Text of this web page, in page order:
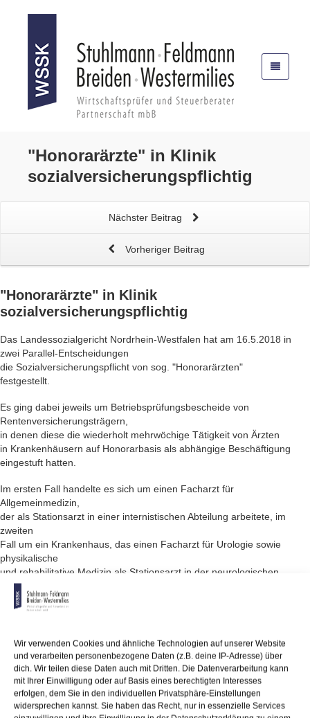
Wir verwenden Cookies und ähnliche Technologien auf unserer Website
und verarbeiten personenbezogene Daten (z.B. deine IP-Adresse) über
dich. Wir teilen diese Daten auch mit Dritten. Die Datenverarbeitung kann
mit Ihrer Einwilligung oder auf Basis eines berechtigten Interesses
erfolgen, dem Sie in den individuellen Privatsphäre-Einstellungen
widersprechen kannst. Sie haben das Recht, nur in essenzielle Services
"Honorarärzte" in Klinik
sozialversicherungspflichtig
Nächster Beitrag
Vorheriger Beitrag
"Honorarärzte" in Klinik
sozialversicherungspflichtig
Das Landessozialgericht Nordrhein-Westfalen hat am 16.5.2018 in
zwei Parallel-Entscheidungen
die Sozialver­sicherungspflicht von sog. "Honorarärzten"
festgestellt.
Es ging dabei jeweils um Betriebsprüfungsbescheide von
Rentenversicherungsträgern,
in denen diese die wiederholt mehrwöchige Tätigkeit von Ärzten
in Krankenhäusern auf Honorarbasis als abhängige Beschäftigung
eingestuft hatten.
Im ersten Fall handelte es sich um einen Facharzt für
Allgemeinmedizin,
der als Stationsarzt in einer internistischen Abteilung arbeitete, im
zweiten
Fall um ein Krankenhaus, das einen Facharzt für Urologie sowie
physikalische
und rehabilitative Medizin als Stationsarzt in der neurologischen
Abteilung
einsetzte.
Honorarverträge
im Sinne einer funktionsgerecht dienen­den Teilnahme am
Arbeitsprozess einem
arbeitnehmertypischen um­fassenden Weisungsrecht hinsichtlich der
Arbeitszeit
und erst recht hin­sichtlich der Art und Weise der Arbeit unterlagen.